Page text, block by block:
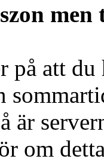
på att
är
om